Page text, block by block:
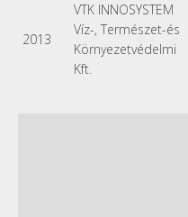
2013
VTK INNOSYSTEM
Víz-, Természet-és
Környezetvédelmi
Kft.